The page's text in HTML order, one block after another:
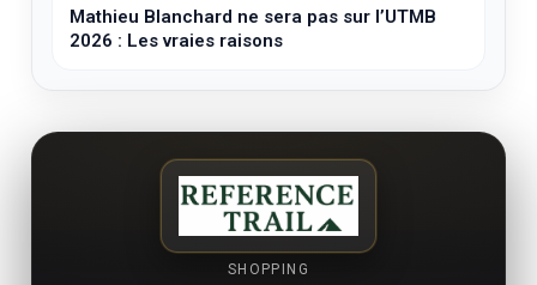
Mathieu Blanchard ne sera pas sur l’UTMB
2026 : Les vraies raisons
SHOPPING